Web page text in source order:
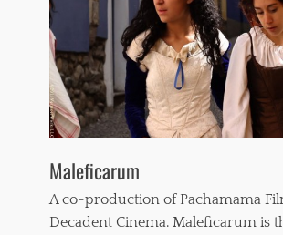
Maleficarum
A co-production of Pachamama
Decadent Cinema. Maleficarum is